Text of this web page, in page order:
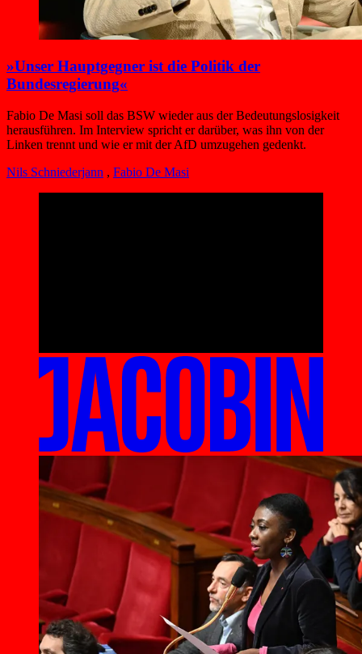
»Unser Hauptgegner ist die Politik der
Bundesregierung«
Fabio De Masi soll das BSW wieder aus der Bedeutungslosigkeit
herausführen. Im Interview spricht er darüber, was ihn von der
Linken trennt und wie er mit der AfD umzugehen gedenkt.
Nils Schniederjann , Fabio De Masi